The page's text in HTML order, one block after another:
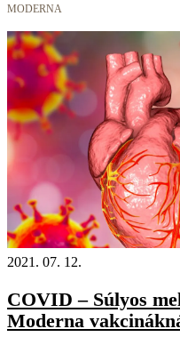
MODERNA
2021. 07. 12.
COVID – Súlyos
Moderna